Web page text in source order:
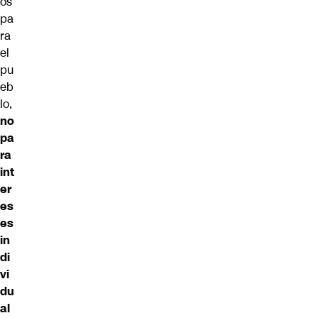
pa
ra
el
pu
eb
lo,
no
pa
ra
int
er
es
es
in
di
vi
du
al